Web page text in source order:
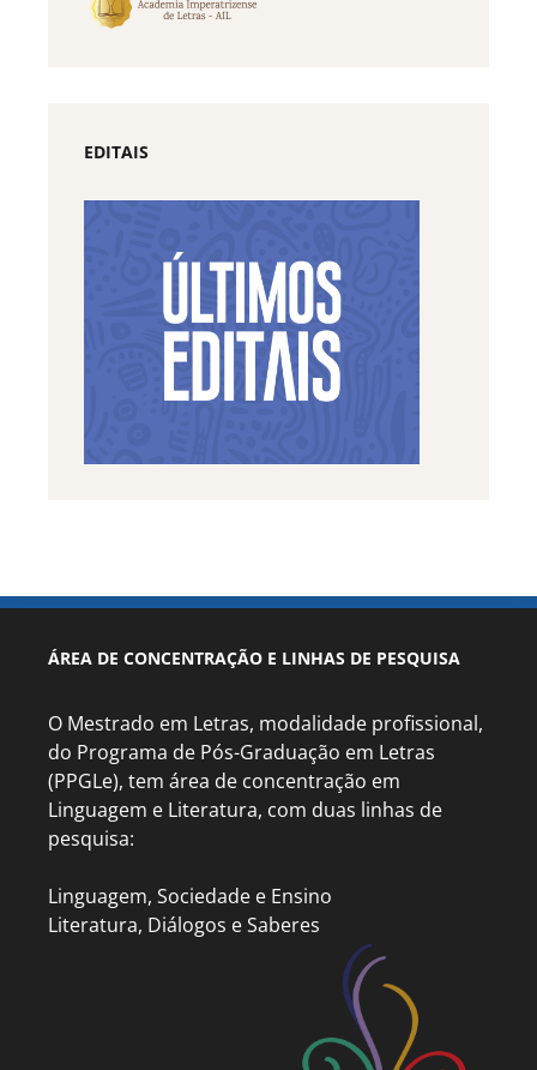
EDITAIS
ÁREA DE CONCENTRAÇÃO E LINHAS DE PESQUISA
O Mestrado em Letras, modalidade profissional,
do Programa de Pós-Graduação em Letras
(PPGLe), tem área de concentração em
Linguagem e Literatura, com duas linhas de
pesquisa:
Linguagem, Sociedade e Ensino
Literatura, Diálogos e Saberes